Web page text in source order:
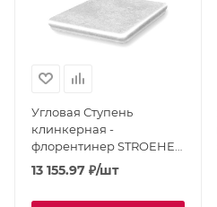
Угловая Ступень
клинкерная -
флорентинер STROEHER
Keraplatte Aera Baccar
9331-720
13 155.97 ₽/шт